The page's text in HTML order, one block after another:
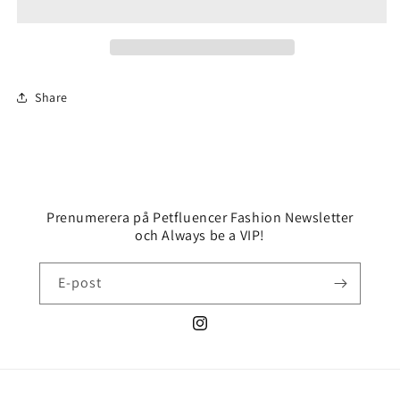
Share
Prenumerera på Petfluencer Fashion Newsletter
och Always be a VIP!
E-post
Instagram